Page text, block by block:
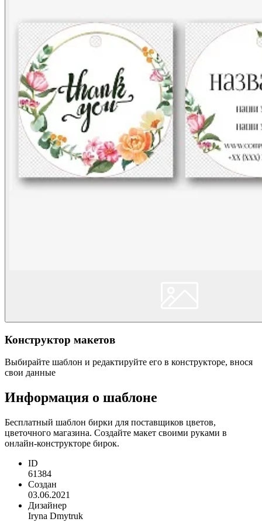
Конструктор макетов
Выбирайте шаблон и редактируйте его в конструкторе, внося
свои данные
Информация о шаблоне
Бесплатный шаблон бирки для поставщиков цветов,
цветочного магазина. Создайте макет своими руками в
онлайн-конструкторе бирок.
ID
61384
Создан
03.06.2021
Дизайнер
Iryna Dmytruk